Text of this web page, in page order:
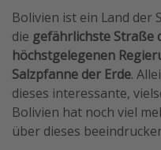
Reisethemen
Alle Reisethemen
Wellnessurlaub
Disneyland Paris
Roadtrips
Wochenendtrip
Bolivien ist ein Land der
die gefährlichste Straße
höchstgelegenen
Salzpfanne der Erde.
dieses interessante,
Bolivien hat noch viel
über dieses